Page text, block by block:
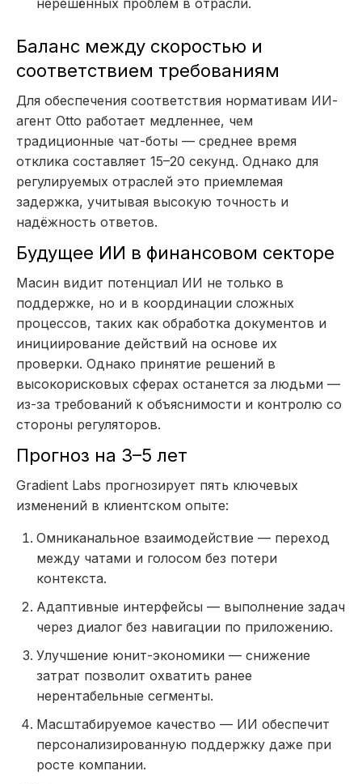
нерешённых проблем в отрасли.
Баланс между скоростью и
соответствием требованиям
Для обеспечения соответствия нормативам ИИ-
агент Otto работает медленнее, чем
традиционные чат-боты — среднее время
отклика составляет 15–20 секунд. Однако для
регулируемых отраслей это приемлемая
задержка, учитывая высокую точность и
надёжность ответов.
Будущее ИИ в финансовом секторе
Масин видит потенциал ИИ не только в
поддержке, но и в координации сложных
процессов, таких как обработка документов и
инициирование действий на основе их
проверки. Однако принятие решений в
высокорисковых сферах останется за людьми —
из-за требований к объяснимости и контролю со
стороны регуляторов.
Прогноз на 3–5 лет
Gradient Labs прогнозирует пять ключевых
изменений в клиентском опыте:
Омниканальное взаимодействие — переход
между чатами и голосом без потери
контекста.
Адаптивные интерфейсы — выполнение задач
через диалог без навигации по приложению.
Улучшение юнит-экономики — снижение
затрат позволит охватить ранее
нерентабельные сегменты.
Масштабируемое качество — ИИ обеспечит
персонализированную поддержку даже при
росте компании.